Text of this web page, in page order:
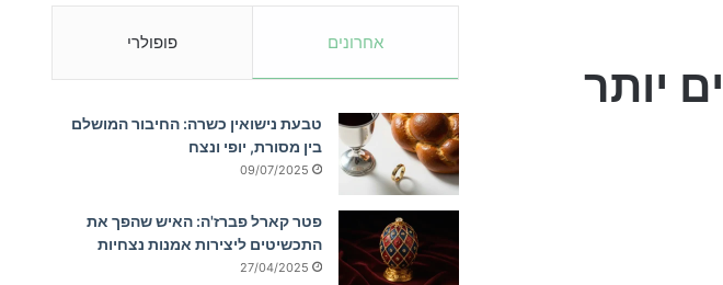
יותר
אחרונים פופולרי
טבעת נישואין כשרה: החיבור המושלם
בין מסורת, יופי ונצח
09/07/2025
פטר קארל פברז'ה: האיש שהפך את
התכשיטים ליצירות אמנות נצחיות
27/04/2025